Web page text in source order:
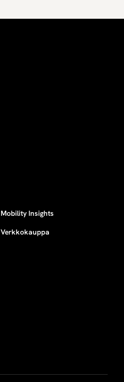
Mobility Insights
Verkkokauppa